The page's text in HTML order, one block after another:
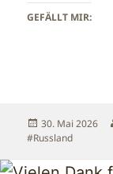
GEFÄLLT MIR:
Veröffentlicht
am
30. Mai 2026
#Russland